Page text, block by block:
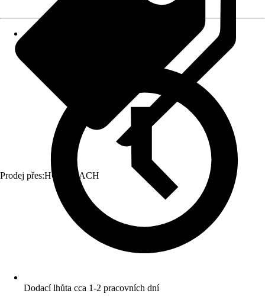
Prodej přes:HORNBACH
Dodací lhůta cca 1-2 pracovních dní